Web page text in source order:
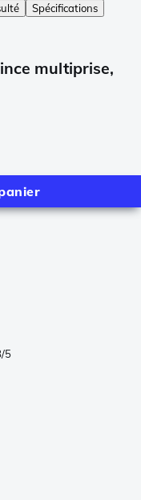
Spécifications
multiprise,
5